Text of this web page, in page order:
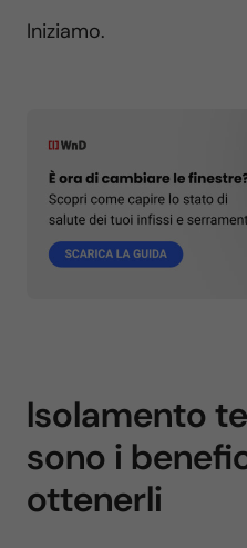
Iniziamo.
Isolamento
sono i
ottenerli